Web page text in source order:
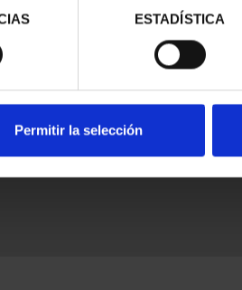
ESTADÍSTICA
Permitir la selección